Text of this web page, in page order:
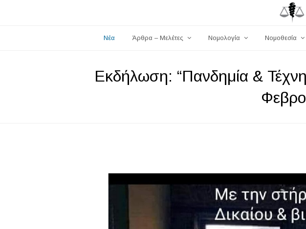
Νέα Άρθρα – Μελέτες Νομολογία Νομοθεσία
Εκδήλωση: “Πανδημία &